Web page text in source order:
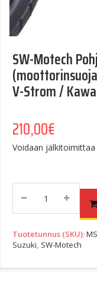
SW-Motech
V-Strom /
210,00€
Voidaan jälkitoimittaa
Yht.)
DL
Tuotetunnus (SKU):
Suzuki, SW-Motech